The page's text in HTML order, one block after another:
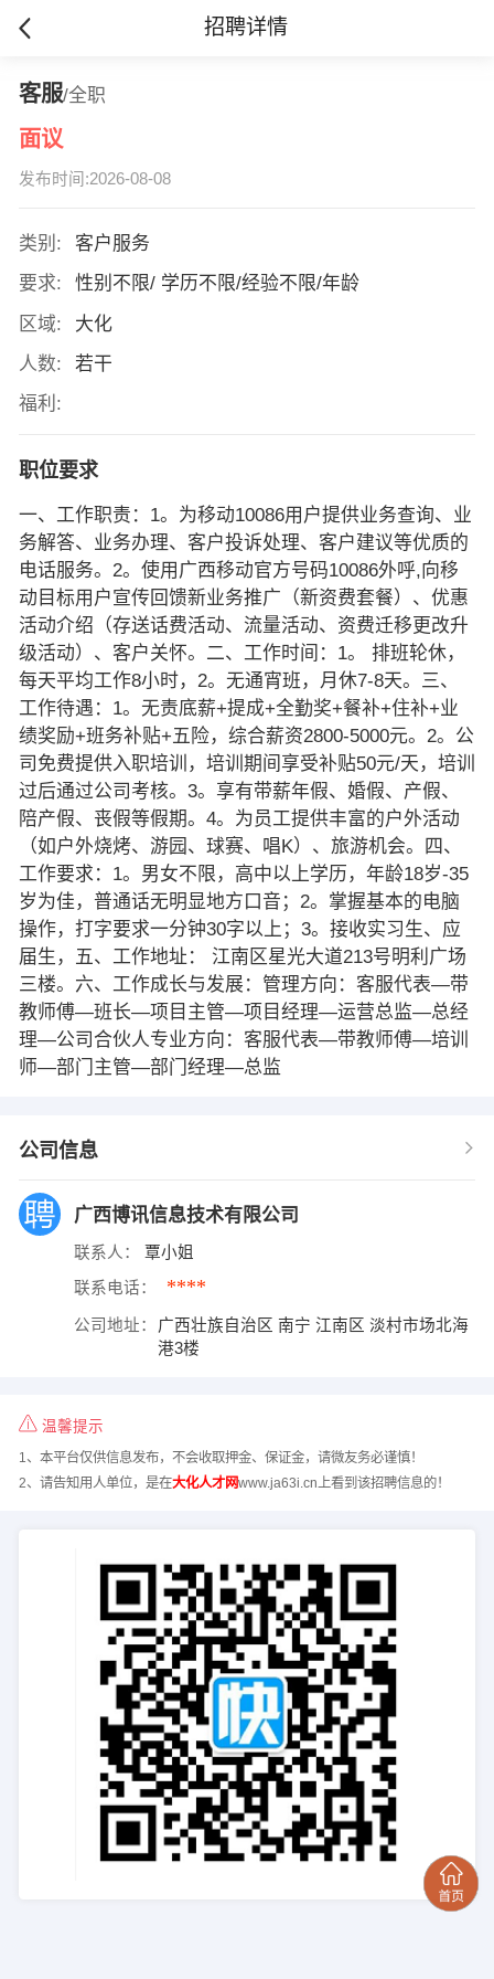
招聘详情
客服/全职
面议
发布时间:2026-08-08
类别:
客户服务
要求:
性别不限/ 学历不限/经验不限/年龄
区域:
大化
人数:
若干
福利:
职位要求
一、工作职责：1。为移动10086用户提供业务查询、业
务解答、业务办理、客户投诉处理、客户建议等优质的
电话服务。2。使用广西移动官方号码10086外呼,向移
动目标用户宣传回馈新业务推广（新资费套餐）、优惠
活动介绍（存送话费活动、流量活动、资费迁移更改升
级活动）、客户关怀。二、工作时间：1。 排班轮休，
每天平均工作8小时，2。无通宵班，月休7-8天。三、
工作待遇：1。无责底薪+提成+全勤奖+餐补+住补+业
绩奖励+班务补贴+五险，综合薪资2800-5000元。2。公
司免费提供入职培训，培训期间享受补贴50元/天，培训
过后通过公司考核。3。享有带薪年假、婚假、产假、
陪产假、丧假等假期。4。为员工提供丰富的户外活动
（如户外烧烤、游园、球赛、唱K）、旅游机会。四、
工作要求：1。男女不限，高中以上学历，年龄18岁-35
岁为佳，普通话无明显地方口音；2。掌握基本的电脑
操作，打字要求一分钟30字以上；3。接收实习生、应
届生，五、工作地址： 江南区星光大道213号明利广场
三楼。六、工作成长与发展：管理方向：客服代表—带
教师傅—班长—项目主管—项目经理—运营总监—总经
理—公司合伙人专业方向：客服代表—带教师傅—培训
师—部门主管—部门经理—总监
公司信息
广西博讯信息技术有限公司
联系人： 覃小姐
联系电话： ****
公司地址：
广西壮族自治区 南宁 江南区 淡村市场北海
港3楼
温馨提示
1、本平台仅供信息发布，不会收取押金、保证金，请微友务必谨慎！
2、请告知用人单位，是在大化人才网www.ja63i.cn上看到该招聘信息的！